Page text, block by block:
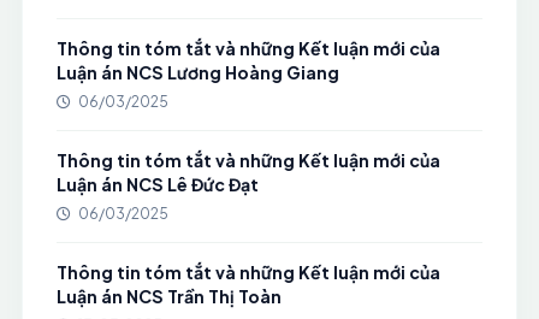
Thông tin tóm tắt và những Kết luận mới của
Luận án NCS Lương Hoàng Giang
06/03/2025
Thông tin tóm tắt và những Kết luận mới của
Luận án NCS Lê Đức Đạt
06/03/2025
Thông tin tóm tắt và những Kết luận mới của
Luận án NCS Trần Thị Toàn